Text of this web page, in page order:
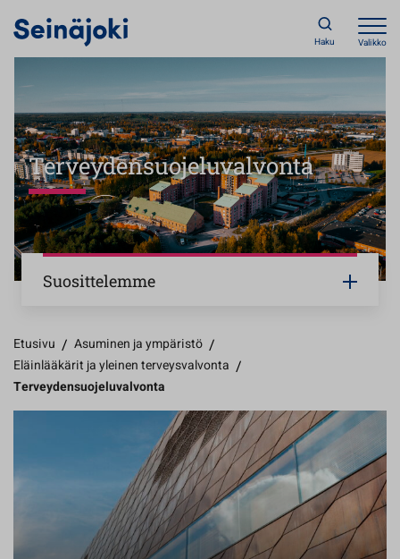
Haku Valikko
Terveydensuojeluvalvonta
Suosittelemme
Etusivu / Asuminen ja ympäristö /
Eläinlääkärit ja yleinen terveysvalvonta /
Terveydensuojeluvalvonta